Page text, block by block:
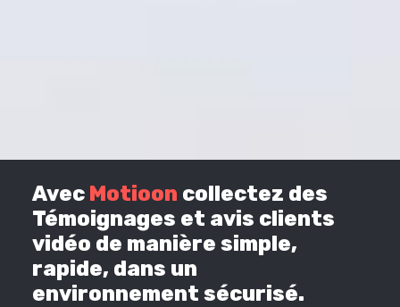
Avec Motioon collectez des
Témoignages et avis clients
vidéo de manière simple,
rapide, dans un
environnement sécurisé.